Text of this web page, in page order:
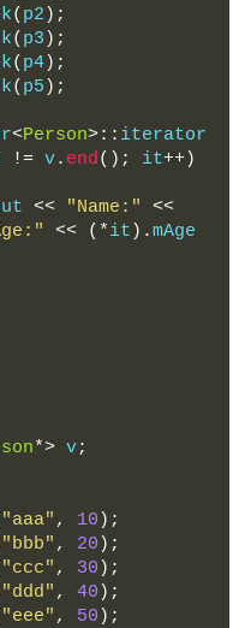
( p2 );
( p3 );
( p4);
( p5 );
<Person>:: iterator
!= v. end(); it++)
<< "Name:"
<<
<< (*it ).
*> v;
"aaa" , 10 );
"bbb" , 20 );
"ccc" , 30 );
"ddd" , 40 );
"eee" , 50 );